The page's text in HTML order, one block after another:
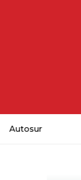
Autosur